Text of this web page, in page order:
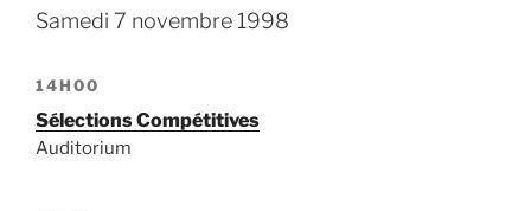
Samedi 7 novembre 1998
14H00
Sélections Compétitives
Auditorium